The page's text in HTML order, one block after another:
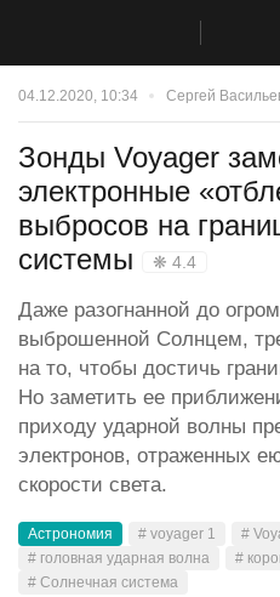
04.12.2020, 10:34 Сергей
Зонды Voyager
электронные
выбросов на
системы
❋ 4.4
Даже разогнанной до
выброшенной Солнцем,
на то, чтобы достичь
Но заметить ее
приходу ударной волны
электронов, отраженных
скорости света.
Астрономия # voyager 1 #
# головная ударная волна
#
# Солнечная система